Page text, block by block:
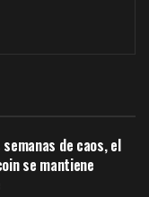
de caos, el
se mantiene